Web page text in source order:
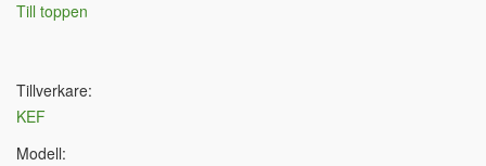
Till toppen
Tillverkare:
KEF
Modell: